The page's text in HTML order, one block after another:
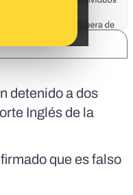
detenido a dos
Inglés de la
que es falso